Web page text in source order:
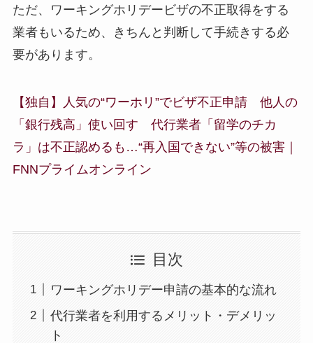
ただ、ワーキングホリデービザの不正取得をする
業者もいるため、きちんと判断して手続きする必
要があります。
【独自】人気の“ワーホリ”でビザ不正申請 他人の
「銀行残高」使い回す 代行業者「留学のチカ
ラ」は不正認めるも…“再入国できない”等の被害｜
FNNプライムオンライン
目次
ワーキングホリデー申請の基本的な流れ
代行業者を利用するメリット・デメリッ
ト